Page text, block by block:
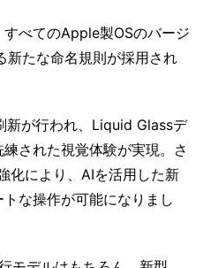
べてのApple製OSのバージ
新たな命名規則が採用され
新が行われ、Liquid Glassデ
された視覚体験が実現。さ
化により、AIを活用した新
な操作が可能になりまし